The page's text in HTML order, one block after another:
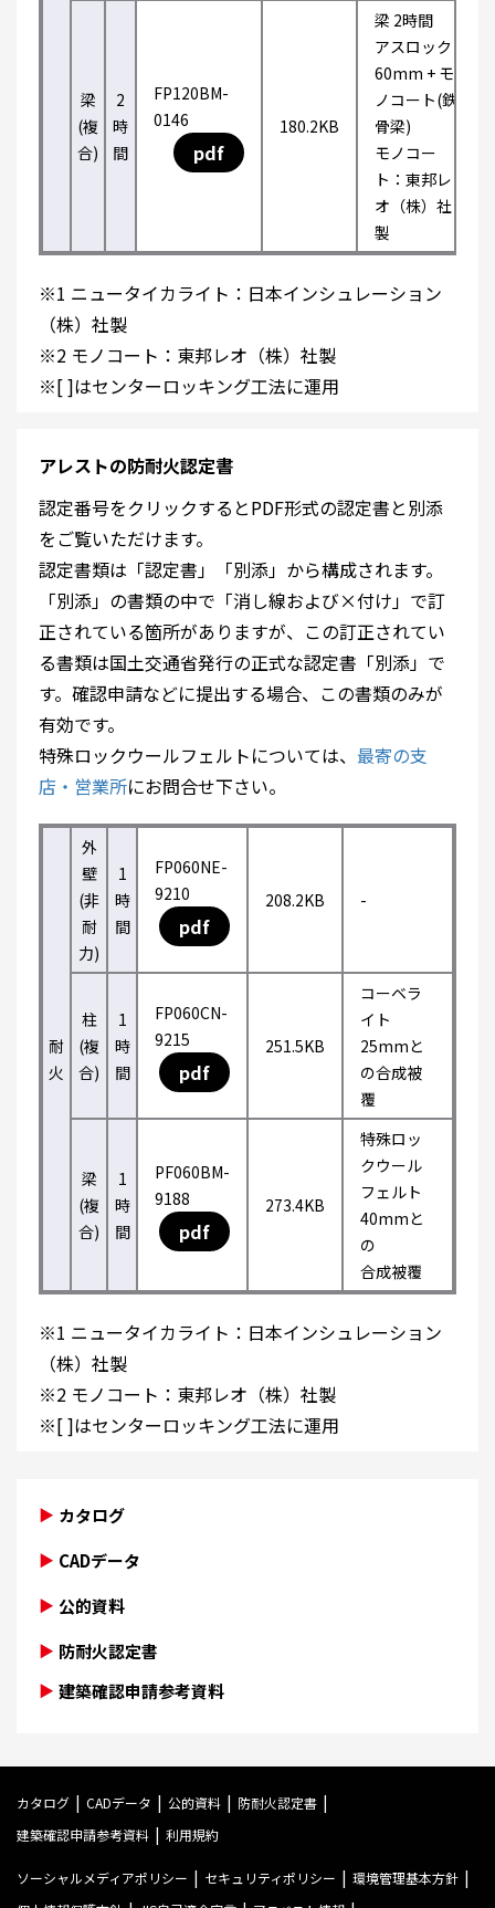
梁
(複
合)
2
時
間
FP120BM-
0146
pdf
180.2KB
梁 2時間
アスロック
60mm + モ
ノコート(鉄
骨梁)
モノコー
ト：東邦レ
オ（株）社
製
※1 ニュータイカライト：日本インシュレーション
（株）社製
※2 モノコート：東邦レオ（株）社製
※[ ]はセンターロッキング工法に運用
アレストの防耐火認定書
認定番号をクリックするとPDF形式の認定書と別添
をご覧いただけます。
認定書類は「認定書」「別添」から構成されます。
「別添」の書類の中で「消し線および×付け」で訂
正されている箇所がありますが、この訂正されてい
る書類は国土交通省発行の正式な認定書「別添」で
す。確認申請などに提出する場合、この書類のみが
有効です。
特殊ロックウールフェルトについては、 最寄の支
店・営業所にお問合せ下さい。
耐
火
外
壁
(非
耐
力)
1
時
間
FP060NE-
9210
pdf
208.2KB -
柱
(複
合)
1
時
間
FP060CN-
9215
pdf
251.5KB
コーベラ
イト
25mmと
の合成被
覆
梁
(複
合)
1
時
間
PF060BM-
9188
pdf
273.4KB
特殊ロッ
クウール
フェルト
40mmと
の
合成被覆
※1 ニュータイカライト：日本インシュレーション
（株）社製
※2 モノコート：東邦レオ（株）社製
※[ ]はセンターロッキング工法に運用
カタログ
CADデータ
公的資料
防耐火認定書
建築確認申請参考資料
カタログ CADデータ 公的資料
防耐火認定書
建築確認申請参考資料
利用規約
ソーシャルメディアポリシー セキュリティポリシー
環境管理基本方針